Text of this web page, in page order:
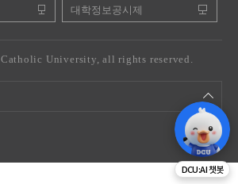
대학정보공시제
University, all rights reserved.
DCU:AI 챗봇